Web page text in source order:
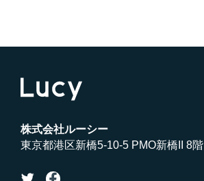
株式会社ルーシー
東京都港区新橋5-10-5 PMO新橋II 8階